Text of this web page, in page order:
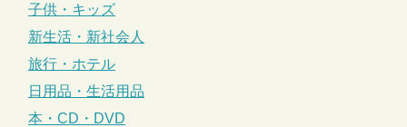
子供・キッズ
新生活・新社会人
旅行・ホテル
日用品・生活用品
本・CD・DVD